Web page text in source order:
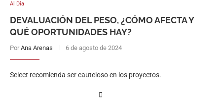
Al Día
DEVALUACIÓN DEL PESO, ¿CÓMO AFECTA Y
QUÉ OPORTUNIDADES HAY?
Por Ana Arenas 6 de agosto de 2024
Select recomienda ser cauteloso en los proyectos.